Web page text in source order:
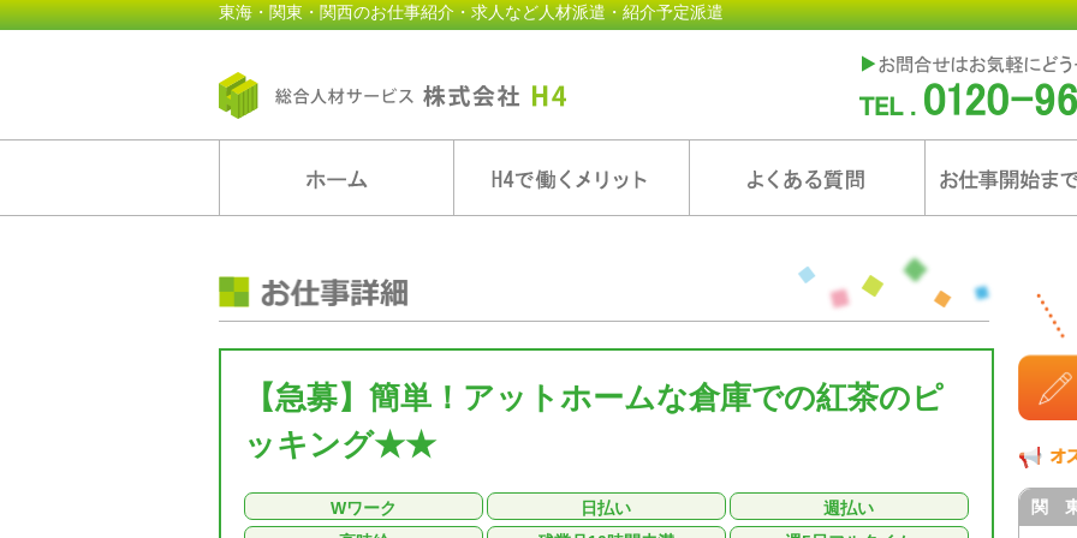
東海・関東・関西のお仕事紹介・求人など人材派遣・紹介予定派遣
【急募】簡単！アットホームな倉庫での紅茶のピ
ッキング★★
Wワーク 日払い
週払い
関